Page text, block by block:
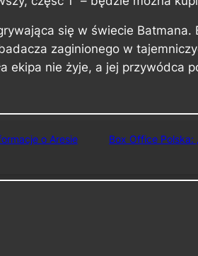
się w świecie Batmana.
zaginionego w
ekipa nie żyje, a jej przywódca
o Aresie
Box Office Polska: